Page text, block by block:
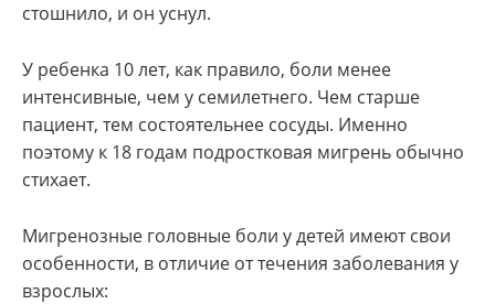
стошнило, и он уснул.
У ребенка 10 лет, как правило, боли менее
интенсивные, чем у семилетнего. Чем старше
пациент, тем состоятельнее сосуды. Именно
поэтому к 18 годам подростковая мигрень обычно
стихает.
Мигренозные головные боли у детей имеют свои
особенности, в отличие от течения заболевания у
взрослых: